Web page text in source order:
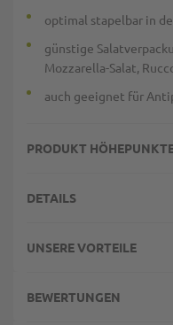
optimal stapelbar in
günstige
Mozzarella-Salat,
auch geeignet für
PRODUKT
DETAILS
UNSERE VORTEILE
BEWERTUNGEN